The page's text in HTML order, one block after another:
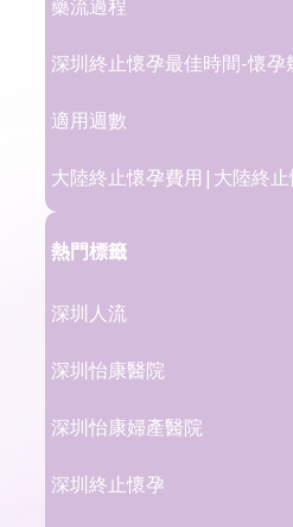
藥流過程
深圳終止懷孕最佳時間-懷
適用週數
大陸終止懷孕費用|大陸終
熱門標籤
深圳人流
深圳怡康醫院
深圳怡康婦產醫院
深圳終止懷孕